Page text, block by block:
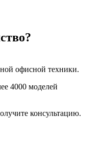
офисной техники.
4000 моделей
консультацию.